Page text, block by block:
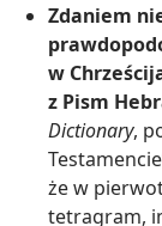
Zdaniem
w
z Pism
Dictionary,
że w
tetragram,